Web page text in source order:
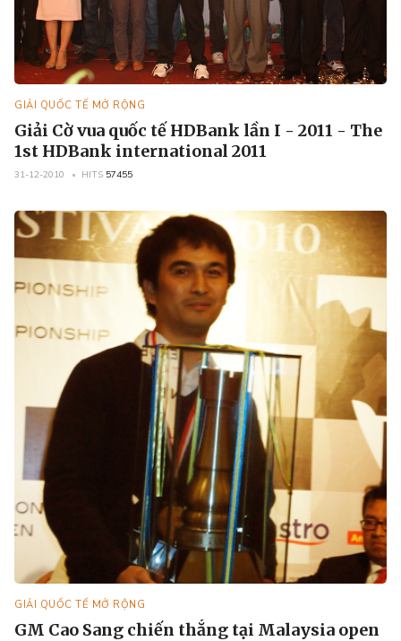
GIẢI QUỐC TẾ MỞ RỘNG
Giải Cờ vua quốc tế HDBank lần I - 2011 - The
1st HDBank international 2011
31-12-2010 HITS 57455
GIẢI QUỐC TẾ MỞ RỘNG
GM Cao Sang chiến thắng tại Malaysia open